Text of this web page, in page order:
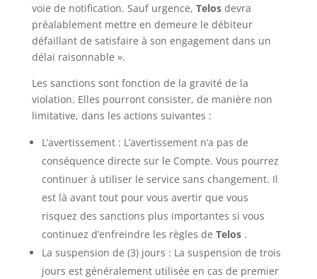
voie de notification. Sauf urgence, Telosdevra
préalablement mettre en demeure le débiteur
défaillant de satisfaire à son engagement dans un
délai raisonnable ».
Les sanctions sont fonction de la gravité de la
violation. Elles pourront consister, de manière non
limitative, dans les actions suivantes :
L’avertissement : L’avertissement n’a pas de
conséquence directe sur le Compte. Vous pourrez
continuer à utiliser le service sans changement. Il
est là avant tout pour vous avertir que vous
risquez des sanctions plus importantes si vous
continuez d’enfreindre les règles de Telos.
La suspension de (3) jours : La suspension de trois
jours est généralement utilisée en cas de premier